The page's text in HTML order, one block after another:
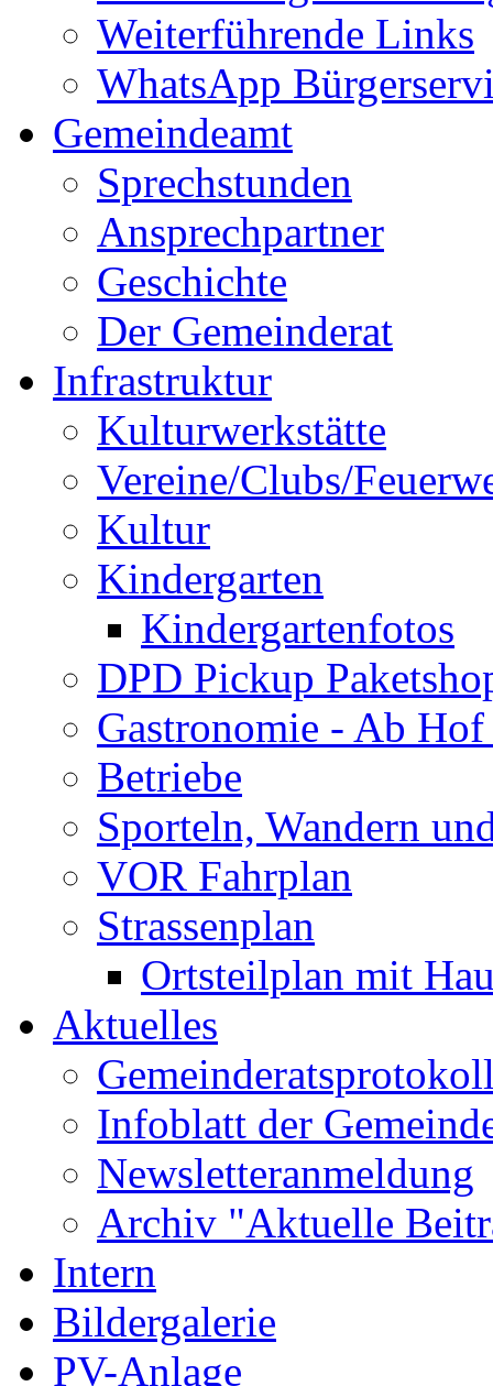
Weiterführende Links
WhatsApp
Gemeindeamt
Sprechstunden
Ansprechpartner
Geschichte
Der Gemeinderat
Infrastruktur
Kulturwerkstätte
Vereine/Clubs/
Kultur
Kindergarten
Kindergartenfotos
DPD Pickup
Gastronomie - Ab
Betriebe
Sporteln, Wandern
VOR Fahrplan
Strassenplan
Ortsteilplan mit
Aktuelles
Infoblatt der
Newsletteranmeldung
Archiv "Aktuelle
Intern
Bildergalerie
PV-Anlage